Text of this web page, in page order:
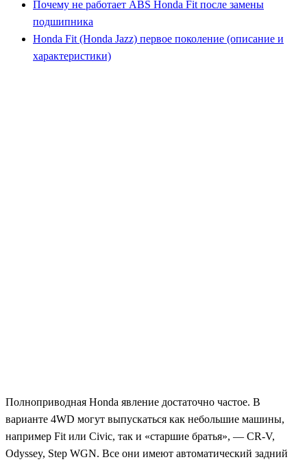
Почему не работает ABS Honda Fit после замены
подшипника
Honda Fit (Honda Jazz) первое поколение (описание и
характеристики)
Полноприводная Honda явление достаточно частое. В
варианте 4WD могут выпускаться как небольшие машины,
например Fit или Civic, так и «старшие братья», — CR-V,
Odyssey, Step WGN. Все они имеют автоматический задний